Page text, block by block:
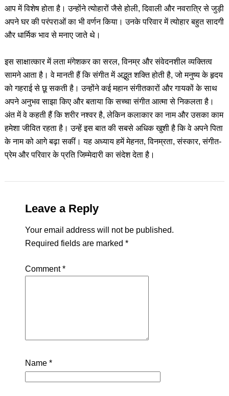
आप में विशेष होता है। उन्होंने त्योहारों जैसे होली, दिवाली और नवरात्रि से जुड़ी
अपने घर की परंपराओं का भी वर्णन किया। उनके परिवार में त्योहार बहुत सादगी
और धार्मिक भाव से मनाए जाते थे।
इस साक्षात्कार में लता मंगेशकर का सरल, विनम्र और संवेदनशील व्यक्तित्व
सामने आता है। वे मानती हैं कि संगीत में अद्भुत शक्ति होती है, जो मनुष्य के हृदय
को गहराई से छू सकती है। उन्होंने कई महान संगीतकारों और गायकों के साथ
अपने अनुभव साझा किए और बताया कि सच्चा संगीत आत्मा से निकलता है।
अंत में वे कहती हैं कि शरीर नश्वर है, लेकिन कलाकार का नाम और उसका काम
हमेशा जीवित रहता है। उन्हें इस बात की सबसे अधिक खुशी है कि वे अपने पिता
के नाम को आगे बढ़ा सकीं। यह अध्याय हमें मेहनत, विनम्रता, संस्कार, संगीत-
प्रेम और परिवार के प्रति जिम्मेदारी का संदेश देता है।
Leave a Reply
Your email address will not be published.
Required fields are marked *
Comment*
Name *